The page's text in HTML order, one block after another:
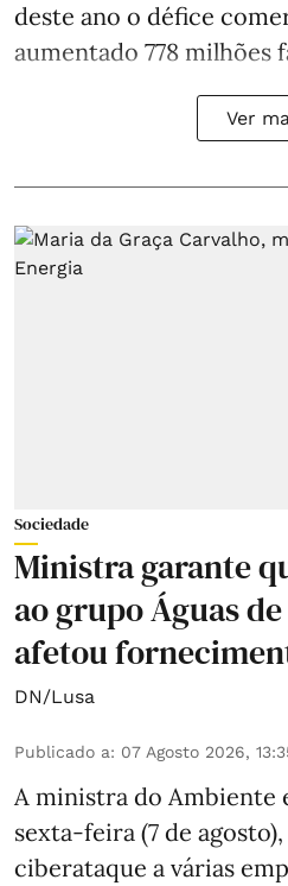
deste ano o défice
aumentado 778 milhões
Ver
Sociedade
Ministra garante
ao grupo Águas
afetou
DN/Lusa
Publicado a: 07 Agosto 2026,
A ministra do Ambiente
sexta-feira (7 de
ciberataque a várias